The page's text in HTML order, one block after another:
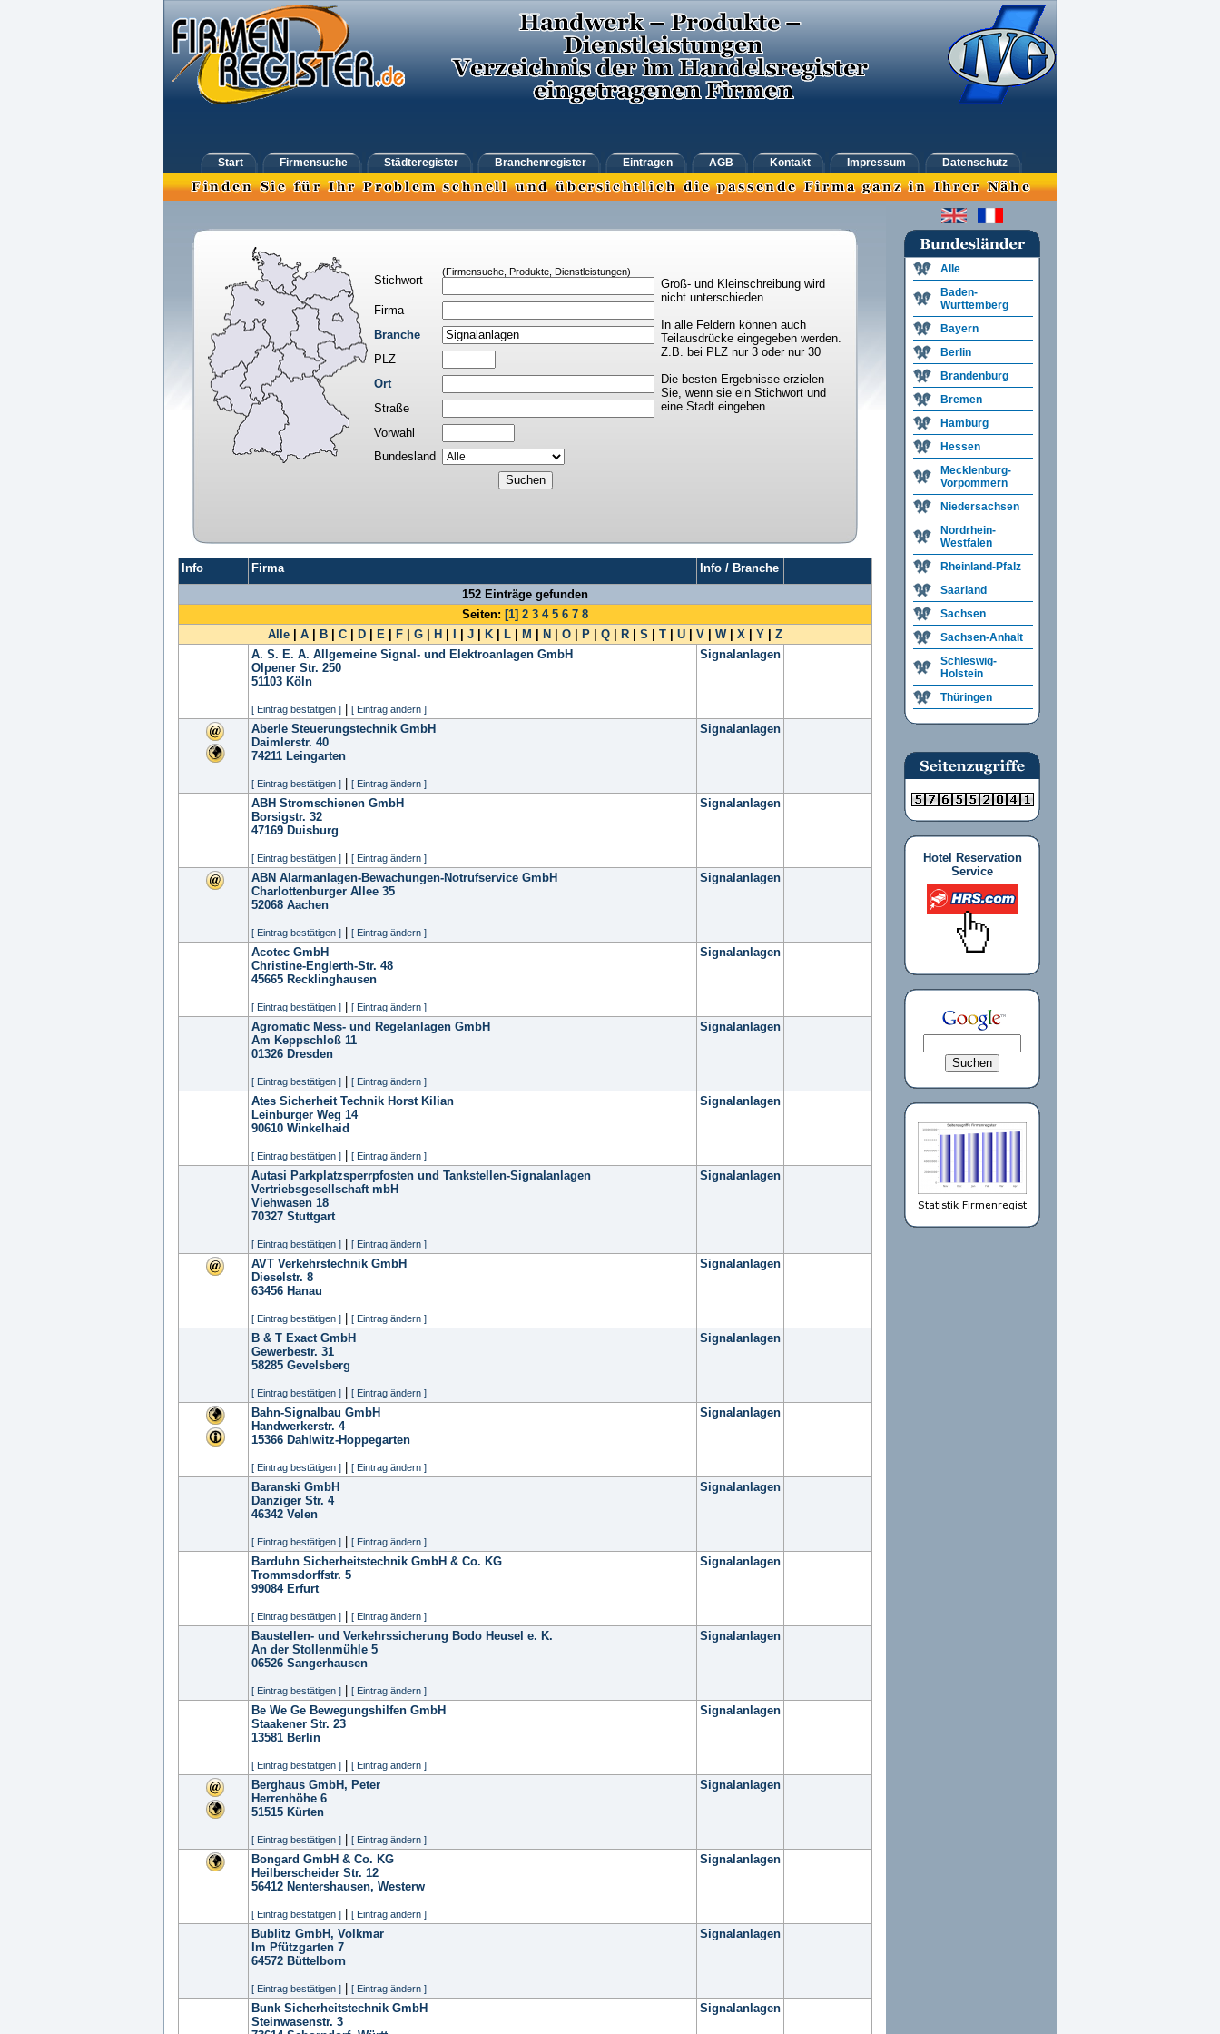
Start Firmensuche Städteregister Branchenregister Eintragen AGB Kontakt Impressum Datenschutz
Stichwort
(Firmensuche, Produkte, Dienstleistungen)
Groß- und Kleinschreibung wird
nicht unterschieden.
In alle Feldern können auch
Teilausdrücke eingegeben werden.
Z.B. bei PLZ nur 3 oder nur 30
Die besten Ergebnisse erzielen
Sie, wenn sie ein Stichwort und
eine Stadt eingeben
Firma
Branche
PLZ
Ort
Straße
Vorwahl
Bundesland
Info Firma
Info / Branche
152 Einträge gefunden
Seiten: [1] 2 3 4 5 6 7 8
Alle
A B C D E F G H J K L M N O P Q R S T U V W| X Y
Z
A. S. E. A. Allgemeine Signal- und Elektroanlagen GmbH
Olpener Str. 250
51103 Köln
[ Eintrag bestätigen ] [ Eintrag ändern ]
Signalanlagen
Aberle Steuerungstechnik GmbH
Daimlerstr. 40
74211 Leingarten
[ Eintrag bestätigen ] [ Eintrag ändern ]
Signalanlagen
ABH Stromschienen GmbH
Borsigstr. 32
47169 Duisburg
[ Eintrag bestätigen ] [ Eintrag ändern ]
Signalanlagen
ABN Alarmanlagen-Bewachungen-Notrufservice GmbH
Charlottenburger Allee 35
52068 Aachen
[ Eintrag bestätigen ] [ Eintrag ändern ]
Signalanlagen
Acotec GmbH
Christine-Englerth-Str. 48
45665 Recklinghausen
[ Eintrag bestätigen ] [ Eintrag ändern ]
Signalanlagen
Agromatic Mess- und Regelanlagen GmbH
Am Keppschloß 11
01326 Dresden
[ Eintrag bestätigen ] [ Eintrag ändern ]
Signalanlagen
Ates Sicherheit Technik Horst Kilian
Leinburger Weg 14
90610 Winkelhaid
[ Eintrag bestätigen ] [ Eintrag ändern ]
Signalanlagen
Autasi Parkplatzsperrpfosten und Tankstellen-Signalanlagen
Vertriebsgesellschaft mbH
Viehwasen 18
70327 Stuttgart
[ Eintrag bestätigen ] [ Eintrag ändern ]
Signalanlagen
AVT Verkehrstechnik GmbH
Dieselstr. 8
63456 Hanau
[ Eintrag bestätigen ] [ Eintrag ändern ]
Signalanlagen
B & T Exact GmbH
Gewerbestr. 31
58285 Gevelsberg
[ Eintrag bestätigen ] [ Eintrag ändern ]
Signalanlagen
Bahn-Signalbau GmbH
Handwerkerstr. 4
15366 Dahlwitz-Hoppegarten
[ Eintrag bestätigen ] [ Eintrag ändern ]
Signalanlagen
Baranski GmbH
Danziger Str. 4
46342 Velen
[ Eintrag bestätigen ] [ Eintrag ändern ]
Signalanlagen
Barduhn Sicherheitstechnik GmbH & Co. KG
Trommsdorffstr. 5
99084 Erfurt
[ Eintrag bestätigen ] [ Eintrag ändern ]
Signalanlagen
Baustellen- und Verkehrssicherung Bodo Heusel e. K.
An der Stollenmühle 5
06526 Sangerhausen
[ Eintrag bestätigen ] [ Eintrag ändern ]
Signalanlagen
Be We Ge Bewegungshilfen GmbH
Staakener Str. 23
13581 Berlin
[ Eintrag bestätigen ] [ Eintrag ändern ]
Signalanlagen
Berghaus GmbH, Peter
Herrenhöhe 6
51515 Kürten
[ Eintrag bestätigen ] [ Eintrag ändern ]
Signalanlagen
Bongard GmbH & Co. KG
Heilberscheider Str. 12
56412 Nentershausen, Westerw
[ Eintrag bestätigen ] [ Eintrag ändern ]
Signalanlagen
Bublitz GmbH, Volkmar
Im Pfützgarten 7
64572 Büttelborn
[ Eintrag bestätigen ] [ Eintrag ändern ]
Signalanlagen
Bunk Sicherheitstechnik GmbH
Steinwasenstr. 3
Signalanlagen
Alle
Baden-
Württemberg
Bayern
Berlin
Brandenburg
Bremen
Hamburg
Hessen
Mecklenburg-
Vorpommern
Niedersachsen
Nordrhein-
Westfalen
Rheinland-Pfalz
Saarland
Sachsen
Sachsen-Anhalt
Schleswig-
Holstein
Thüringen
Hotel Reservation
Service